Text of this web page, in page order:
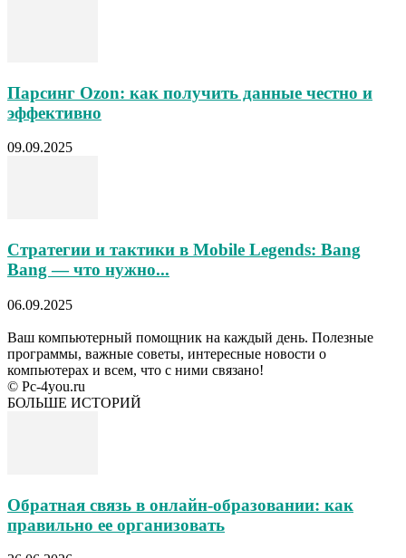
Парсинг Ozon: как получить данные честно и
эффективно
09.09.2025
Стратегии и тактики в Mobile Legends: Bang
Bang — что нужно...
06.09.2025
Ваш компьютерный помощник на каждый день. Полезные
программы, важные советы, интересные новости о
компьютерах и всем, что с ними связано!
© Pc-4you.ru
БОЛЬШЕ ИСТОРИЙ
Обратная связь в онлайн-образовании: как
правильно ее организовать